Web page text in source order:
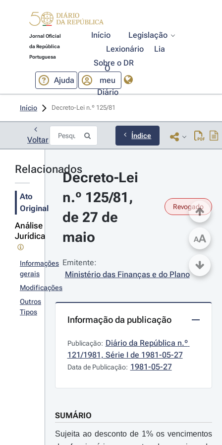
Jornal Oficial
da República
Portuguesa
Início
Legislação
Lexionário
Lia
Sobre o DR
Ajuda
O
meu
Diário
Início Decreto-Lei n.º 125/81
Voltar Índice
Relacionados
Ato
Original
Análise
Jurídica
Informações
gerais
Modificações
Outros
Tipos
Decreto-Lei
n.º 125/81,
de 27 de
maio
Revogado
Emitente:
Ministério das Finanças e do Plano
Informação da publicação
Publicação: Diário da República n.º
121/1981, Série I de 1981-05-27
Data de Publicação: 1981-05-27
SUMÁRIO
Sujeita ao desconto de 1% os vencimentos
AA